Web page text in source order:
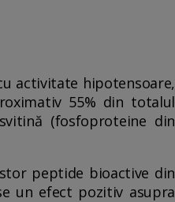
activitate hipotensoare,
55% din totalul
(fosfoproteine din
peptide bioactive din
un efect pozitiv asupra